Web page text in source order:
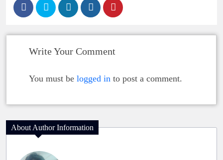
Write Your Comment
You must be logged in to post a comment.
About Author Information